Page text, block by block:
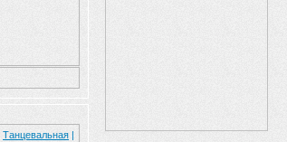
Танцевальная |